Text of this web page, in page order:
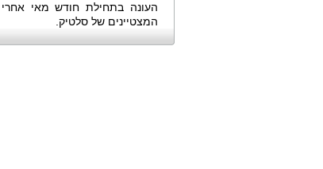
העונה בתחילת חודש מאי
המצטיינים של סלטיק.